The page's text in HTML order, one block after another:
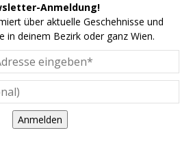
Anmeldung!
über aktuelle Geschehnisse und
in deinem Bezirk oder ganz Wien.
Anmelden